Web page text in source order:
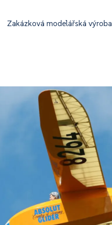
Zakázková modelářská výroba